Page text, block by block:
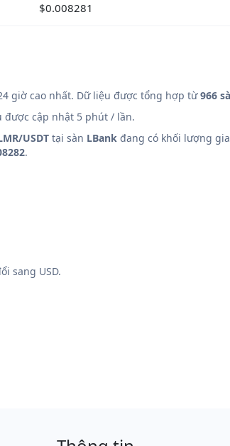
$0.008281
giờ cao nhất. Dữ liệu được tổng hợp từ966
được cập nhật 5 phút / lần.
USDT tại sàn LBank đang có khối lượng
.
sang USD.